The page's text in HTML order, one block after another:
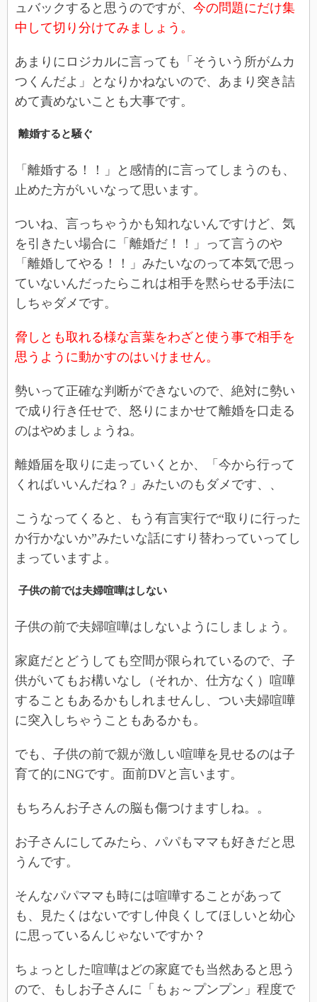
ュバックすると思うのですが、 今の問題にだけ集
中して切り分けてみましょう。
あまりにロジカルに言っても「そういう所がムカ
つくんだよ」となりかねないので、あまり突き詰
めて責めないことも大事です。
離婚すると騒ぐ
「離婚する！！」と感情的に言ってしまうのも、
止めた方がいいなって思います。
ついね、言っちゃうかも知れないんですけど、気
を引きたい場合に「離婚だ！！」って言うのや
「離婚してやる！！」みたいなのって本気で思っ
ていないんだったらこれは相手を黙らせる手法に
しちゃダメです。
脅しとも取れる様な言葉をわざと使う事で相手を
思うように動かすのはいけません。
勢いって正確な判断ができないので、絶対に勢い
で成り行き任せで、怒りにまかせて離婚を口走る
のはやめましょうね。
離婚届を取りに走っていくとか、「今から行って
くればいいんだね？」みたいのもダメです、、
こうなってくると、もう有言実行で“取りに行った
か行かないか”みたいな話にすり替わっていってし
まっていますよ。
子供の前では夫婦喧嘩はしない
子供の前で夫婦喧嘩はしないようにしましょう。
家庭だとどうしても空間が限られているので、子
供がいてもお構いなし（それか、仕方なく）喧嘩
することもあるかもしれませんし、つい夫婦喧嘩
に突入しちゃうこともあるかも。
でも、子供の前で親が激しい喧嘩を見せるのは子
育て的にNGです。面前DVと言います。
もちろんお子さんの脳も傷つけますしね。。
お子さんにしてみたら、パパもママも好きだと思
うんです。
そんなパパママも時には喧嘩することがあって
も、見たくはないですし仲良くしてほしいと幼心
に思っているんじゃないですか？
ちょっとした喧嘩はどの家庭でも当然あると思う
ので、もしお子さんに「もぉ～プンプン」程度で